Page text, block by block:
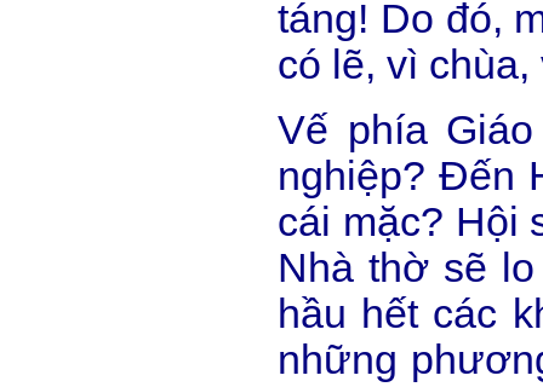
táng! Do đó,
có lẽ, vì
Vế phía
nghiệp? Đến
cái mặc? Hội
Nhà thờ sẽ
hầu hết các
những